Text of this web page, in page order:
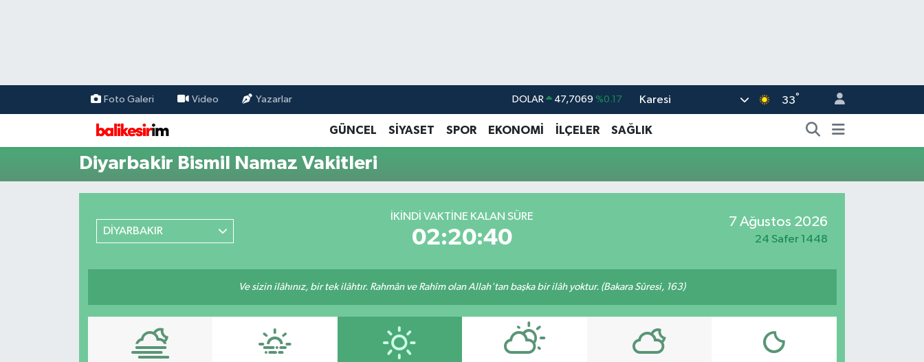
Foto Galeri Video Yazarlar DOLAR 47,7069 %0.17
EURO 55,0265 %0.01
STERLİN 64,1897 %0.02
BITCOIN
Karesi 33°
GÜNCEL SİYASET SPOR EKONOMİ İLÇELER SAĞLIK
Diyarbakir Bismil Namaz Vakitleri
DİYARBAKIR
İKINDI VAKTINE KALAN SÜRE
02:20:40
7 Ağustos 2026
24 Safer 1448
Ve sizin ilâhınız, bir tek ilâhtır. Rahmân ve Rahîm olan Allah'tan başka bir ilâh yoktur. (Bakara Sûresi, 163)